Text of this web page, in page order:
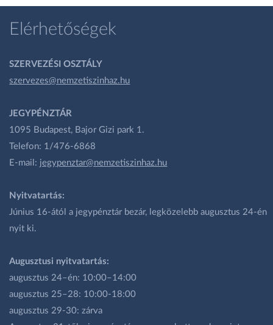
Elérhetőségek
SZERVEZÉSI OSZTÁLY
szervezes@nemzetiszinhaz.hu
JEGYPÉNZTÁR
1095 Budapest, Bajor Gizi park 1.
Telefon: 1/476-6868
E-mail: jegypenztar@nemzetiszinhaz.hu
Nyitvatartás:
Június 16-ától a jegypénztár bezár, legközelebb augusztus 24-én
nyit ki.
Augusztusi nyitvatartás:
augusztus 24–én: 10:00–14:00
augusztus 25–28: 10:00-18:00
augusztus 29-30: zárva